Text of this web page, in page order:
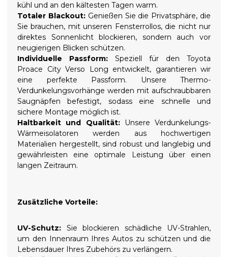
kühl und an den kältesten Tagen warm.
Totaler Blackout:Genießen Sie die Privatsphäre, die
Sie brauchen, mit unseren Fensterrollos, die nicht nur
direktes Sonnenlicht blockieren, sondern auch vor
neugierigen Blicken schützen.
Individuelle Passform: Speziell für den Toyota
Proace City Verso Long entwickelt, garantieren wir
eine perfekte Passform. Unsere Thermo-
Verdunkelungsvorhänge werden mit aufschraubbaren
Saugnäpfen befestigt, sodass eine schnelle und
sichere Montage möglich ist.
Haltbarkeit und Qualität:Unsere Verdunkelungs-
Wärmeisolatoren werden aus hochwertigen
Materialien hergestellt, sind robust und langlebig und
gewährleisten eine optimale Leistung über einen
langen Zeitraum.
Zusätzliche Vorteile:
UV-Schutz: Sie blockieren schädliche UV-Strahlen,
um den Innenraum Ihres Autos zu schützen und die
Lebensdauer Ihres Zubehörs zu verlängern.